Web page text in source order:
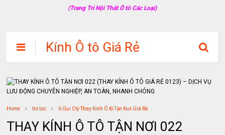
(Trang Trí Nội Thất Ô tô Các Loại)
Kính Ô tô Giá Rẻ
Home tin tức 6 Gọi Cty Thay Kính Ô tô Tận Nơi Giá Rẻ
THAY KÍNH Ô TÔ TẬN NƠI 022